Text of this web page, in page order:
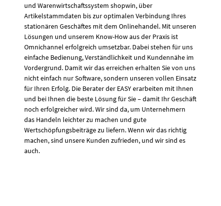
und Warenwirtschaftssystem shopwin, über
Artikelstammdaten bis zur optimalen Verbindung Ihres
stationären Geschäftes mit dem Onlinehandel. Mit unseren
Lösungen und unserem Know-How aus der Praxis ist
Omnichannel erfolgreich umsetzbar. Dabei stehen für uns
einfache Bedienung, Verständlichkeit und Kundennähe im
Vordergrund. Damit wir das erreichen erhalten Sie von uns
nicht einfach nur Software, sondern unseren vollen Einsatz
für Ihren Erfolg. Die Berater der EASY erarbeiten mit Ihnen
und bei Ihnen die beste Lösung für Sie – damit Ihr Geschäft
noch erfolgreicher wird. Wir sind da, um Unternehmern
das Handeln leichter zu machen und gute
Wertschöpfungsbeiträge zu liefern. Wenn wir das richtig
machen, sind unsere Kunden zufrieden, und wir sind es
auch.